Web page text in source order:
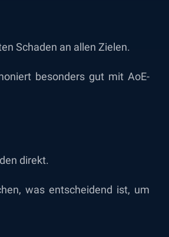
Schaden an allen Zielen.
besonders gut mit AoE-
direkt.
was entscheidend ist, um